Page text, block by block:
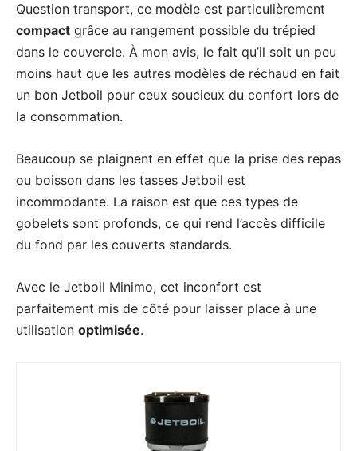
Question transport, ce modèle est particulièrement
compact grâce au rangement possible du trépied
dans le couvercle. À mon avis, le fait qu’il soit un peu
moins haut que les autres modèles de réchaud en fait
un bon Jetboil pour ceux soucieux du confort lors de
la consommation.
Beaucoup se plaignent en effet que la prise des repas
ou boisson dans les tasses Jetboil est
incommodante. La raison est que ces types de
gobelets sont profonds, ce qui rend l’accès difficile
du fond par les couverts standards.
Avec le Jetboil Minimo, cet inconfort est
parfaitement mis de côté pour laisser place à une
utilisation optimisée.